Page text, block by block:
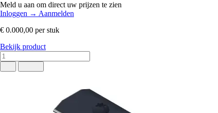
Meld u aan om direct uw prijzen te zien
Inloggen → Aanmelden
€ 0.000,00 per stuk
Bekijk product